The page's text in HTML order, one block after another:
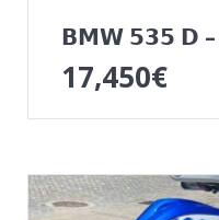
𝗕𝗠𝗪 𝟱𝟯𝟱 𝗗 –
17,450€